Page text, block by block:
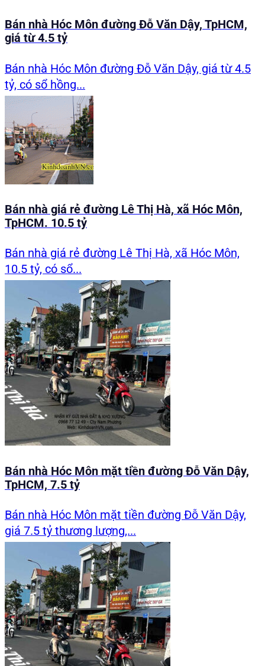
Bán nhà Hóc Môn đường Đỗ Văn Dậy, TpHCM,
giá từ 4.5 tỷ
Bán nhà Hóc Môn đường Đỗ Văn Dậy, giá từ 4.5
tỷ, có sổ hồng...
Bán nhà giá rẻ đường Lê Thị Hà, xã Hóc Môn,
TpHCM. 10.5 tỷ
Bán nhà giá rẻ đường Lê Thị Hà, xã Hóc Môn,
10.5 tỷ, có sổ...
Bán nhà Hóc Môn mặt tiền đường Đỗ Văn Dậy,
TpHCM, 7.5 tỷ
Bán nhà Hóc Môn mặt tiền đường Đỗ Văn Dậy,
giá 7.5 tỷ thương lượng,...